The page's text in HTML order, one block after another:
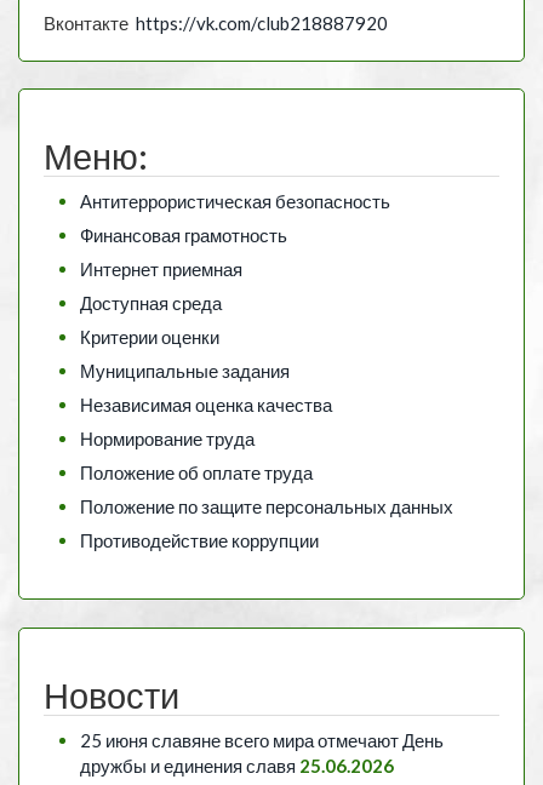
Вконтакте https://vk.com/club218887920
Меню:
Антитеррористическая безопасность
Финансовая грамотность
Интернет приемная
Доступная среда
Критерии оценки
Муниципальные задания
Независимая оценка качества
Нормирование труда
Положение об оплате труда
Положение по защите персональных данных
Противодействие коррупции
Новости
25 июня славяне всего мира отмечают День
дружбы и единения славя 25.06.2026